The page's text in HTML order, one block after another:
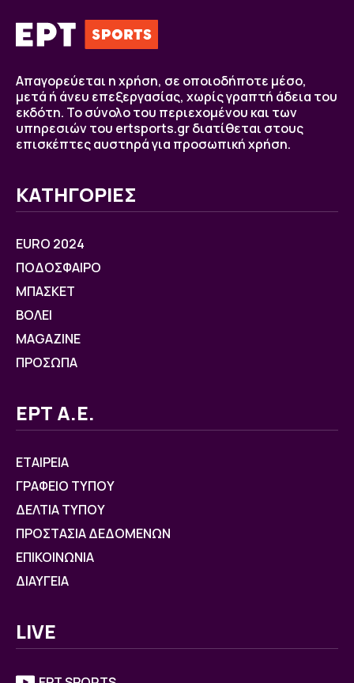
Απαγορεύεται η χρήση, σε οποιοδήποτε μέσο,
μετά ή άνευ επεξεργασίας, χωρίς γραπτή άδεια του
εκδότη. Το σύνολο του περιεχομένου και των
υπηρεσιών του ertsports.gr διατίθεται στους
επισκέπτες αυστηρά για προσωπική χρήση.
ΚΑΤΗΓΟΡΙΕΣ
EURO 2024
ΠΟΔΟΣΦΑΙΡΟ
ΜΠΑΣΚΕΤ
ΒOΛΕΙ
MAGAZINE
ΠΡΟΣΩΠΑ
ΕΡΤ Α.Ε.
ΕΤΑΙΡΕΙΑ
ΓΡΑΦΕΙΟ ΤΥΠΟΥ
ΔΕΛΤΙΑ ΤΥΠΟΥ
ΠΡΟΣΤΑΣΙΑ ΔΕΔΟΜΕΝΩΝ
ΕΠΙΚΟΙΝΩΝΙΑ
ΔΙΑΥΓΕΙΑ
LIVE